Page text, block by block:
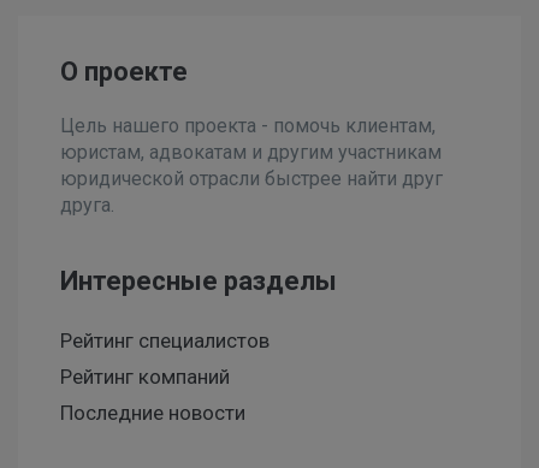
О проекте
Цель нашего проекта - помочь клиентам,
юристам, адвокатам и другим участникам
юридической отрасли быстрее найти друг
друга.
Интересные разделы
Рейтинг специалистов
Рейтинг компаний
Последние новости